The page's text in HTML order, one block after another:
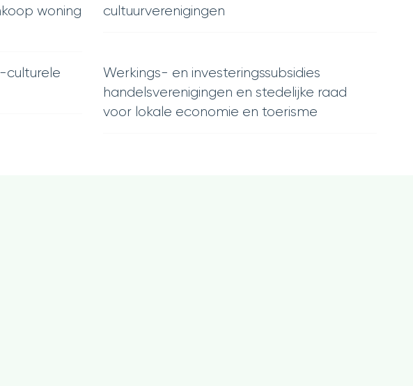
woning
cultuurverenigingen
culturele
Werkings- en investeringssubsidies
handelsverenigingen en stedelijke raad
voor lokale economie en toerisme